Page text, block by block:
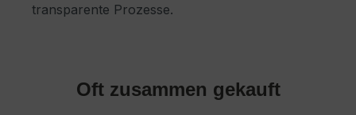
transparente Prozesse.
Oft zusammen gekauft